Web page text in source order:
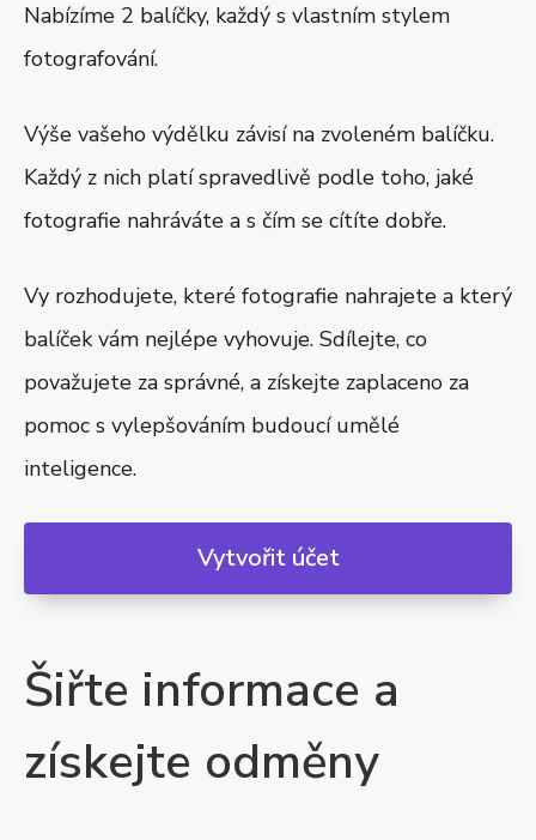
Nabízíme 2 balíčky, každý s vlastním stylem
fotografování.
Výše vašeho výdělku závisí na zvoleném balíčku.
Každý z nich platí spravedlivě podle toho, jaké
fotografie nahráváte a s čím se cítíte dobře.
Vy rozhodujete, které fotografie nahrajete a který
balíček vám nejlépe vyhovuje. Sdílejte, co
považujete za správné, a získejte zaplaceno za
pomoc s vylepšováním budoucí umělé
inteligence.
Vytvořit účet
Šiřte informace a
získejte odměny